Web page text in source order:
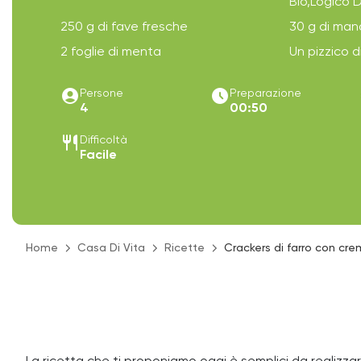
250 g di fave fresche
30 g di
2 foglie di menta
Un pizzico
account_circle Persone
4
access_time_filled Preparazione
00:50
restaurant Difficoltà
Facile
Home Casa Di Vita Ricette Crackers di farro con